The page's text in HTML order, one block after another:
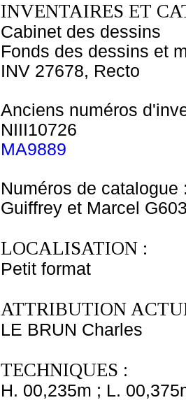
INVENTAIRES ET
Cabinet des dessins
Fonds des dessins et
INV 27678, Recto
Anciens numéros
NIII10726
MA9889
Numéros de catalogue
Guiffrey et Marcel
LOCALISATION :
Petit format
ATTRIBUTION
LE BRUN Charles
TECHNIQUES :
H. 00,235m ; L.